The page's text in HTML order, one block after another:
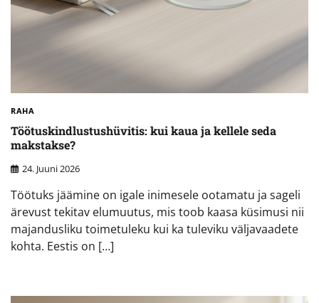
RAHA
Töötuskindlustushüvitis: kui kaua ja kellele seda
makstakse?
24. Juuni 2026
Töötuks jäämine on igale inimesele ootamatu ja sageli
ärevust tekitav elumuutus, mis toob kaasa küsimusi nii
majandusliku toimetuleku kui ka tuleviku väljavaadete
kohta. Eestis on […]